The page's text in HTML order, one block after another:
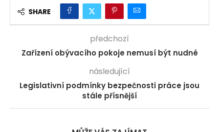
SHARE
předchozí
Zařízení obývacího pokoje nemusí být nudné
následující
Legislativní podmínky bezpečnosti práce jsou
stále přísnější